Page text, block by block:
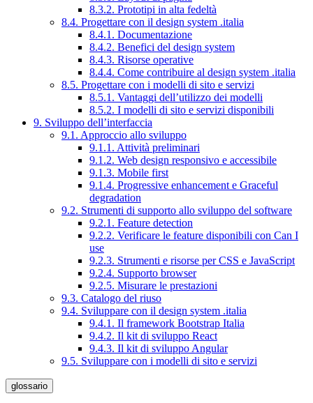
8.3.2. Prototipi in alta fedeltà
8.4. Progettare con il design system .italia
8.4.1. Documentazione
8.4.2. Benefici del design system
8.4.3. Risorse operative
8.4.4. Come contribuire al design system .italia
8.5. Progettare con i modelli di sito e servizi
8.5.1. Vantaggi dell’utilizzo dei modelli
8.5.2. I modelli di sito e servizi disponibili
9. Sviluppo dell’interfaccia
9.1. Approccio allo sviluppo
9.1.1. Attività preliminari
9.1.2. Web design responsivo e accessibile
9.1.3. Mobile first
9.1.4. Progressive enhancement e Graceful
degradation
9.2. Strumenti di supporto allo sviluppo del software
9.2.1. Feature detection
9.2.2. Verificare le feature disponibili con Can I
use
9.2.3. Strumenti e risorse per CSS e JavaScript
9.2.4. Supporto browser
9.2.5. Misurare le prestazioni
9.3. Catalogo del riuso
9.4. Sviluppare con il design system .italia
9.4.1. Il framework Bootstrap Italia
9.4.2. Il kit di sviluppo React
9.4.3. Il kit di sviluppo Angular
9.5. Sviluppare con i modelli di sito e servizi
glossario